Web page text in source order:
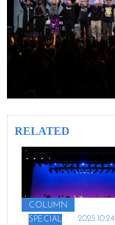
RELATED
COLUMN
SPECIAL
2025.10.24